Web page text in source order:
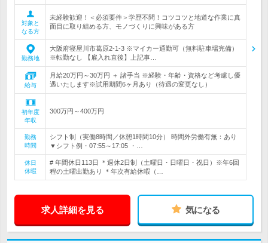
対象と
なる方
未経験歓迎！＜必須要件＞学歴不問！コツコツと地道な作業に真
面目に取り組める方、モノづくりに興味がある方
勤務地
大阪府寝屋川市葛原2-1-3 ※マイカー通勤可（無料駐車場完備）
※転勤なし 【雇入れ直後】上記事…
給与
月給20万円～30万円 ＋ 諸手当 ※経験・年齢・資格など考慮し優
遇いたします※試用期間6ヶ月あり（待遇の変更なし）
初年度
年収
300万円～400万円
勤務
時間
シフト制（実働8時間／休憩1時間10分） 時間外労働有無：あり
▼シフト例・07:55～17:05 ・…
休日
休暇
# 年間休日113日 ＊週休2日制（土曜日・日曜日・祝日）※年6回
程の土曜出勤あり ＊年次有給休暇（…
求人詳細を見る 気になる